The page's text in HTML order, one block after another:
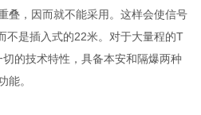
叠，因而就不能采用。这样会使信号
不是插入式的22米。对于大量程的T
的技术特性，具备本安和隔爆两种
能。